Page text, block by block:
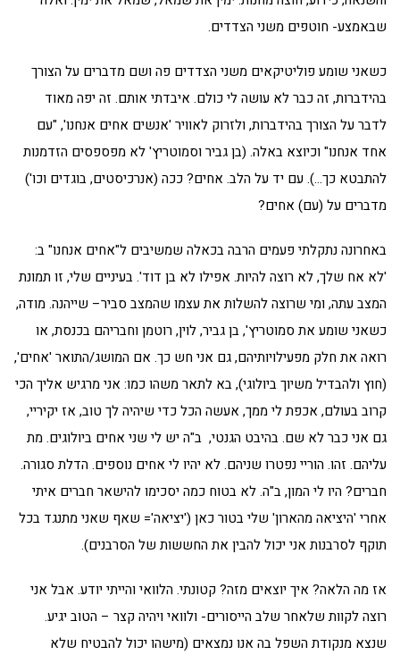
שבאמצע- חוטפים משני הצדדים.
כשאני שומע פוליטיקאים משני הצדדים פה ושם מדברים על הצורך
בהידברות, זה כבר לא עושה לי כולם. איבדתי אותם. זה יפה מאוד
לדבר על הצורך בהידברות, ולזרוק לאוויר 'אנשים אחים אנחנו', "עם
אחד אנחנו" וכיוצא באלה. (בן גביר וסמוטריץ' לא מפספסים הזדמנות
להתבטא כך…). עם יד על הלב. אחים? ככה (אנרכיסטים, בוגדים וכו')
מדברים על (עם) אחים?
באחרונה נתקלתי פעמים הרבה בכאלה שמשיבים ל"אחים אנחנו" ב:
'לא אח שלך, לא רוצה להיות. אפילו לא בן דוד'. בעיניים שלי, זו תמונת
המצב עתה, ומי שרוצה להשלות את עצמו שהמצב סביר– שייהנה. מודה,
כשאני שומע את סמוטריץ', בן גביר, לוין, רוטמן וחבריהם בכנסת, או
רואה את חלק מפעילויותיהם, גם אני חש כך. אם המושג/התואר 'אחים',
(חוץ ולהבדיל משיוך ביולוגי), בא לתאר משהו כמו: אני מרגיש אליך הכי
קרוב בעולם, אכפת לי ממך, אעשה הכל כדי שיהיה לך טוב, אז יקיריי,
גם אני כבר לא שם. בהיבט הגנטי, ב"ה יש לי שני אחים ביולוגים. מת
עליהם. זהו. הוריי נפטרו שניהם. לא יהיו לי אחים נוספים. הדלת סגורה.
חברים? היו לי המון, ב"ה. לא בטוח כמה יסכימו להישאר חברים איתי
אחרי 'היציאה מהארון' שלי בטור כאן ('יציאה'= שאף שאני מתנגד בכל
תוקף לסרבנות אני יכול להבין את החששות של הסרבנים).
אז מה הלאה? איך יוצאים מזה? קטונתי. הלוואי והייתי יודע. אבל אני
רוצה לקוות שלאחר שלב הייסורים- ולוואי ויהיה קצר – הטוב יגיע.
שנצא מנקודת השפל בה אנו נמצאים (מישהו יכול להבטיח שלא